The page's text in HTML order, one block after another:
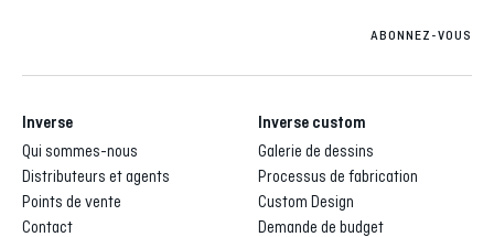
ABONNEZ-VOUS
Inverse
Qui sommes-nous
Distributeurs et agents
Points de vente
Contact
Inverse custom
Galerie de dessins
Processus de fabrication
Custom Design
Demande de budget